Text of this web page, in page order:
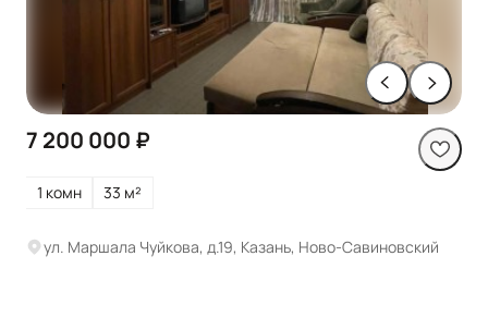
7 200 000 ₽
1 комн 33 м²
ул. Маршала Чуйкова, д.19, Казань, Ново-Савиновский